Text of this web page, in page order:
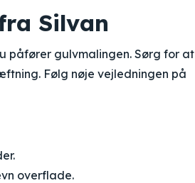
Silvan
påfører gulvmalingen. Sørg for at
Følg nøje vejledningen på
overflade.